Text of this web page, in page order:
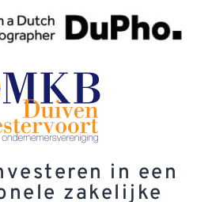
in een
zakelijke